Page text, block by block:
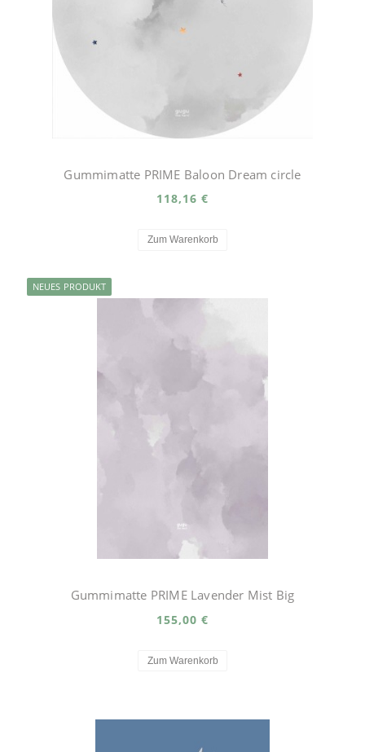
Gummimatte PRIME Baloon Dream circle
118,16 €
Zum Warenkorb
Gummimatte PRIME Lavender Mist Big
155,00 €
Zum Warenkorb
NEUES PRODUKT